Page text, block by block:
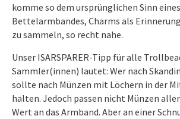
komme so dem ursprünglichen Sinn eines
Bettelarmbandes, Charms als
zu sammeln, so recht nahe.
Unser ISARSPARER-Tipp für alle
Sammler(innen) lautet: Wer nach
sollte nach Münzen mit Löchern in der
halten. Jedoch passen nicht Münzen
Wert an das Armband. Aber an einer